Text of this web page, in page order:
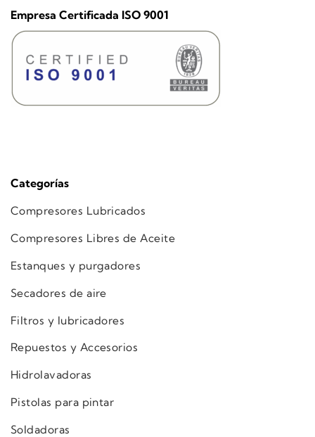
Categorías
Compresores Lubricados
Compresores Libres de Aceite
Estanques y purgadores
Secadores de aire
Filtros y lubricadores
Repuestos y Accesorios
Hidrolavadoras
Pistolas para pintar
Soldadoras
Empresa Certificada ISO 9001